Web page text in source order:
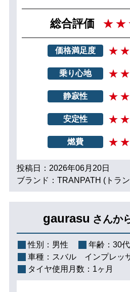
総合評価
価格満足度
乗り心地
静寂性
安定性
燃費
投稿日：2026年06月20日
ブランド：TRANPATH (トラ
gaurasu さんか
性別： 男性 年齢： 30代
車種： スバル インプレッ
タイヤ使用月数： 1ヶ月